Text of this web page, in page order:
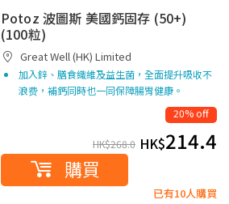
Potoz 波圖斯 美國鈣固存 (50+)
(100粒)
Great Well (HK) Limited
加入鋅、膳食織維及益生菌，全面提升吸收不
浪费，補鈣同時也一同保障腸胃健康。
20% off
HK$268.0 HK$214.4
購買
已有10人購買